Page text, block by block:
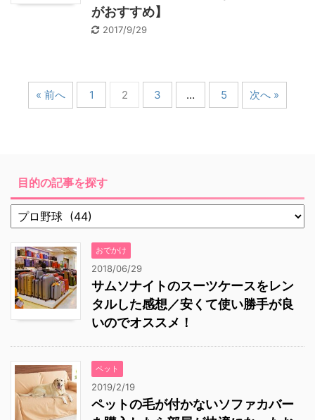
がおすすめ】
2017/9/29
« 前へ 1 2 3 … 5 次へ »
目的の記事を探す
おでかけ
2018/06/29
サムソナイトのスーツケースをレン
タルした感想／安くて使い勝手が良
いのでオススメ！
ペット
2019/2/19
ペットの毛が付かないソファカバー